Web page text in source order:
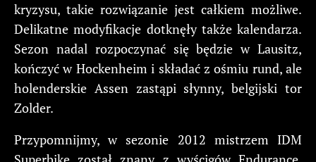
kryzysu, takie rozwiązanie jest całkiem możliwe.
Delikatne modyfikacje dotknęły także kalendarza.
Sezon nadal rozpoczynać się będzie w Lausitz,
kończyć w Hockenheim i składać z ośmiu rund, ale
holenderskie Assen zastąpi słynny, belgijski tor
Zolder.
Przypomnijmy, w sezonie 2012 mistrzem IDM